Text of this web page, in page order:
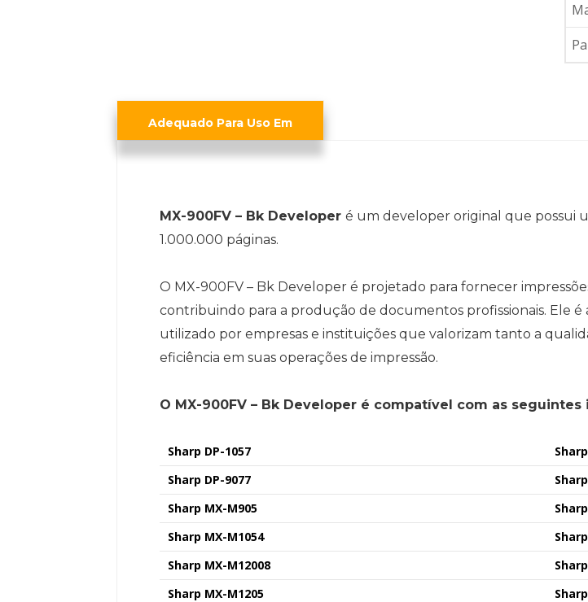
Adequado Para Uso Em
MX-900FV – Bk Developer é um developer original que possui
1.000.000 páginas.
O MX-900FV – Bk Developer é projetado para fornecer
contribuindo para a produção de documentos profissionais. Ele
utilizado por empresas e instituições que valorizam tanto a
eficiência em suas operações de impressão.
O MX-900FV – Bk Developer é compatível com as seguintes
Sharp DP-1057
Sharp DP-9077
Sharp MX-M905
Sharp MX-M1054
Sharp MX-M12008
Sharp MX-M1205